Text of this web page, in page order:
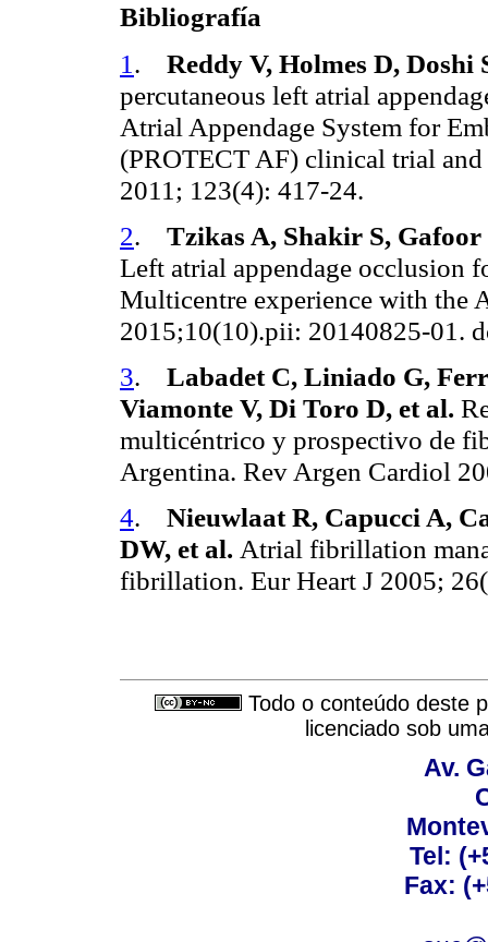
Bibliografía
1 . Reddy V, Holmes D, Doshi
percutaneous left atrial
Atrial Appendage System for
(PROTECT AF) clinical trial
2011; 123(4): 417-24.
2. Tzikas A, Shakir S,
Left atrial appendage occlusion
Multicentre experience with the
2015;10(10).pii: 20140825-01.
3. Labadet C, Liniado G,
Viamonte V, Di Toro D, et al.
multicéntrico y prospectivo de
Argentina. Rev Argen Cardiol
4. Nieuwlaat R, Capucci A,
DW, et al. Atrial fibrillation
fibrillation. Eur Heart J 2005;
Todo o conteúdo deste
licenciado sob
Av.
Tel:
Fax: